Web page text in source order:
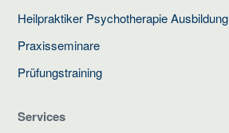
Heilpraktiker Psychotherapie Ausbildung
Praxisseminare
Prüfungstraining
Services